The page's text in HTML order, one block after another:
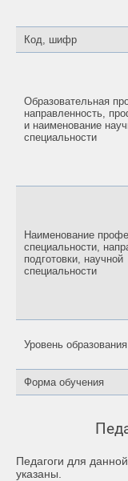
Код, шифр
Образовательная
направленность,
и наименование
специальности
Наименование
специальности,
подготовки, научной
специальности
Уровень образования
Форма обучения
Педагоги для
указаны.